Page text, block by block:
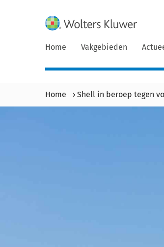
Home Vakgebieden
Home › Shell in beroep tegen